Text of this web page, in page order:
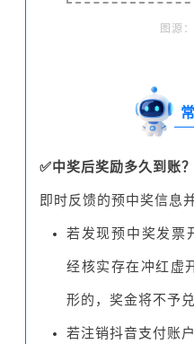
图源
✅中奖后奖励多久到账？
即时反馈的预中奖信息
若发现预中奖发票
经核实存在冲红虚
形的，奖金将不予
若注销抖音支付账